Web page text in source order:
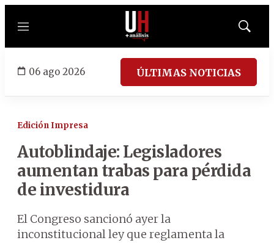
Menú
Mostrar
06 ago 2026 ÚLTIMAS NOTICIAS
Edición Impresa
Autoblindaje: Legisladores
aumentan trabas para pérdida
de investidura
El Congreso sancionó ayer la
inconstitucional ley que reglamenta la